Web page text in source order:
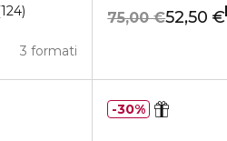
3 formati
124 52,50 €
75,00 €
30%